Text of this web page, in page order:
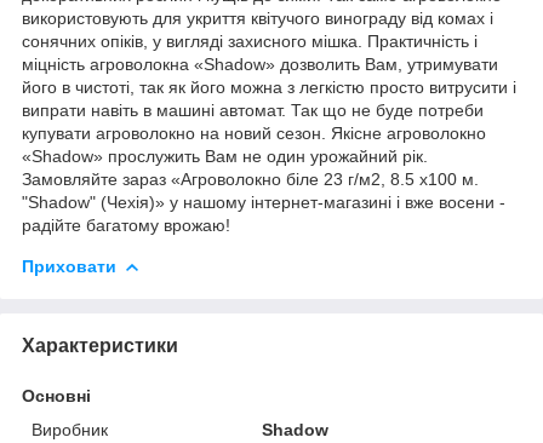
використовують для укриття квітучого винограду від комах і
сонячних опіків, у вигляді захисного мішка. Практичність і
міцність агроволокна «Shadow» дозволить Вам, утримувати
його в чистоті, так як його можна з легкістю просто витрусити і
випрати навіть в машині автомат. Так що не буде потреби
купувати агроволокно на новий сезон. Якісне агроволокно
«Shadow» прослужить Вам не один урожайний рік.
Замовляйте зараз «Агроволокно біле 23 г/м2, 8.5 х100 м.
"Shadow" (Чехія)» у нашому інтернет-магазині і вже восени -
радійте багатому врожаю!
Приховати
Характеристики
Основні
Виробник
Shadow